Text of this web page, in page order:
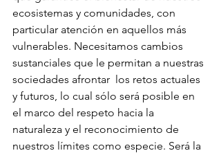
ecosistemas y comunidades, con
particular atención en aquellos más
vulnerables. Necesitamos cambios
sustanciales que le permitan a nuestras
sociedades afrontar  los retos actuales
y futuros, lo cual sólo será posible en
el marco del respeto hacia la
naturaleza y el reconocimiento de
nuestros límites como especie. Será la